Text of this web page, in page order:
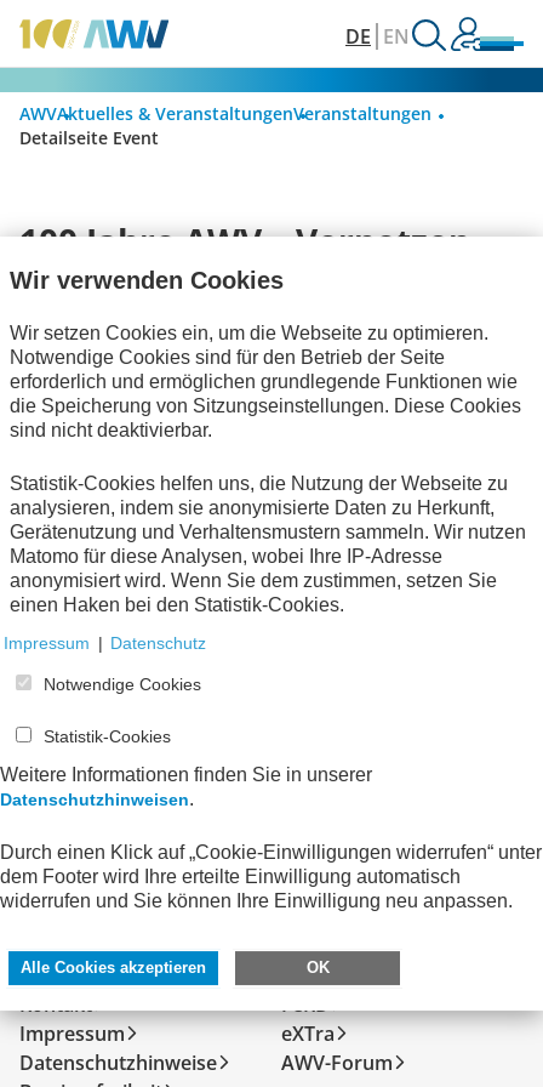
DE EN
AWVAktuelles & VeranstaltungenVeranstaltungen
Detailseite Event
100 Jahre AWV – Vernetzen.
Vereinfachen. Vorausdenken
09.09.2026
Berlin
Jubiläumsveranstaltung finden Sie→ hier.
SERVICE
Kontakt
Impressum
Datenschutzhinweise
DIREKT ZU
FeRD
eXTra
AWV-Forum
Wir verwenden Cookies
Wir setzen Cookies ein, um die Webseite zu optimieren.
Notwendige Cookies sind für den Betrieb der Seite
erforderlich und ermöglichen grundlegende Funktionen wie
die Speicherung von Sitzungseinstellungen. Diese Cookies
sind nicht deaktivierbar.
Statistik-Cookies helfen uns, die Nutzung der Webseite zu
analysieren, indem sie anonymisierte Daten zu Herkunft,
Gerätenutzung und Verhaltensmustern sammeln. Wir nutzen
Matomo für diese Analysen, wobei Ihre IP-Adresse
anonymisiert wird. Wenn Sie dem zustimmen, setzen Sie
einen Haken bei den Statistik-Cookies.
Impressum | Datenschutz
Notwendige Cookies
Statistik-Cookies
Weitere Informationen finden Sie in unserer
Datenschutzhinweisen.
Durch einen Klick auf „Cookie-Einwilligungen widerrufen“ unter
dem Footer wird Ihre erteilte Einwilligung automatisch
widerrufen und Sie können Ihre Einwilligung neu anpassen.
Alle Cookies akzeptieren OK